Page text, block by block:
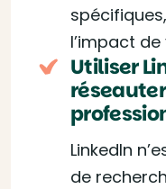
l’impact
Utiliser
LinkedIn
de